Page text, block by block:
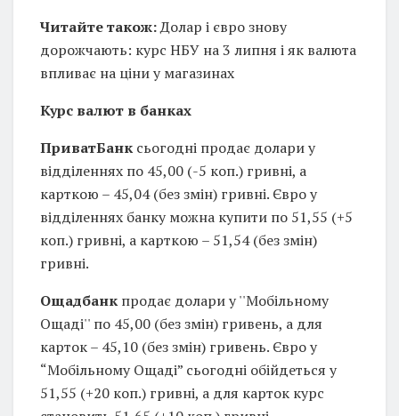
Читайте також:Долар і євро знову
дорожчають: курс НБУ на 3 липня і як валюта
впливає на ціни у магазинах
Курс валют в банках
ПриватБанк сьогодні продає долари у
відділеннях по 45,00 (-5 коп.) гривні, а
карткою – 45,04 (без змін) гривні. Євро у
відділеннях банку можна купити по 51,55 (+5
коп.) гривні, а карткою – 51,54 (без змін)
гривні.
Ощадбанк продає долари у ''Мобільному
Ощаді'' по 45,00 (без змін) гривень, а для
карток – 45,10 (без змін) гривень. Євро у
“Мобільному Ощаді” сьогодні обійдеться у
51,55 (+20 коп.) гривні, а для карток курс